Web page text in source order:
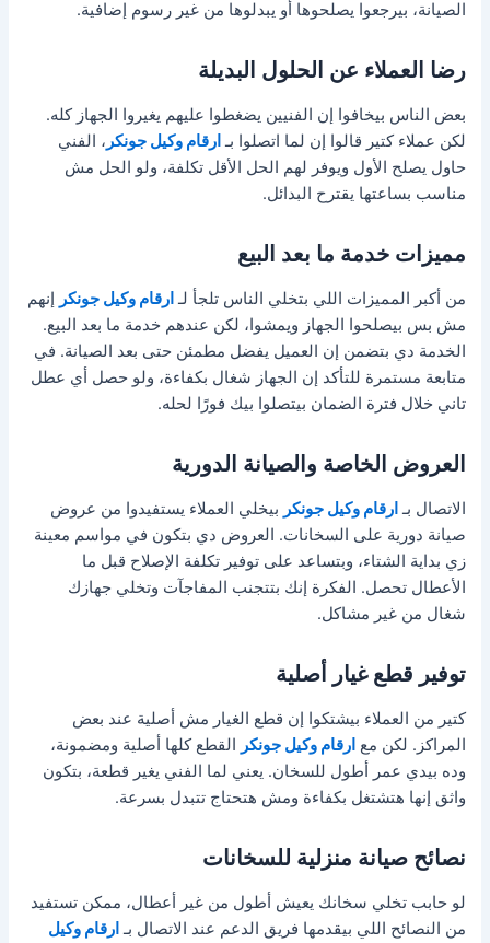
الصيانة، بيرجعوا يصلحوها أو يبدلوها من غير رسوم إضافية.
رضا العملاء عن الحلول البديلة
بعض الناس بيخافوا إن الفنيين يضغطوا عليهم يغيروا الجهاز كله.
لكن عملاء كتير قالوا إن لما اتصلوا بـ ارقام وكيل جونكر ، الفني
حاول يصلح الأول ويوفر لهم الحل الأقل تكلفة، ولو الحل مش
مناسب بساعتها يقترح البدائل.
مميزات خدمة ما بعد البيع
من أكبر المميزات اللي بتخلي الناس تلجأ لـ ارقام وكيل جونكر إنهم
مش بس بيصلحوا الجهاز ويمشوا، لكن عندهم خدمة ما بعد البيع.
الخدمة دي بتضمن إن العميل يفضل مطمئن حتى بعد الصيانة. في
متابعة مستمرة للتأكد إن الجهاز شغال بكفاءة، ولو حصل أي عطل
تاني خلال فترة الضمان بيتصلوا بيك فورًا لحله.
العروض الخاصة والصيانة الدورية
الاتصال بـ ارقام وكيل جونكر بيخلي العملاء يستفيدوا من عروض
صيانة دورية على السخانات. العروض دي بتكون في مواسم معينة
زي بداية الشتاء، وبتساعد على توفير تكلفة الإصلاح قبل ما
الأعطال تحصل. الفكرة إنك بتتجنب المفاجآت وتخلي جهازك
شغال من غير مشاكل.
توفير قطع غيار أصلية
كتير من العملاء بيشتكوا إن قطع الغيار مش أصلية عند بعض
المراكز. لكن مع ارقام وكيل جونكر القطع كلها أصلية ومضمونة،
وده بيدي عمر أطول للسخان. يعني لما الفني يغير قطعة، بتكون
واثق إنها هتشتغل بكفاءة ومش هتحتاج تتبدل بسرعة.
نصائح صيانة منزلية للسخانات
لو حابب تخلي سخانك يعيش أطول من غير أعطال، ممكن تستفيد
من النصائح اللي بيقدمها فريق الدعم عند الاتصال بـ ارقام وكيل